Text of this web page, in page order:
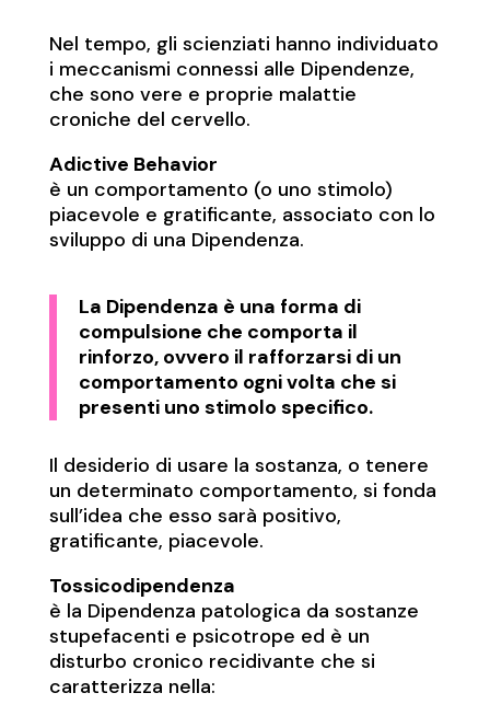
Nel tempo, gli scienziati hanno individuato
i meccanismi connessi alle Dipendenze,
che sono vere e proprie malattie
croniche del cervello.
Adictive Behavior
è un comportamento (o uno stimolo)
piacevole e gratificante, associato con lo
sviluppo di una Dipendenza.
La Dipendenza è una forma di
compulsione che comporta il
rinforzo, ovvero il rafforzarsi di un
comportamento ogni volta che si
presenti uno stimolo specifico.
Il desiderio di usare la sostanza, o tenere
un determinato comportamento, si fonda
sull’idea che esso sarà positivo,
gratificante, piacevole.
Tossicodipendenza
è la Dipendenza patologica da sostanze
stupefacenti e psicotrope ed è un
disturbo cronico recidivante che si
caratterizza nella: